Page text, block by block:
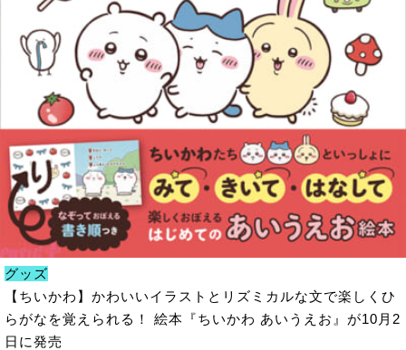
グッズ
【ちいかわ】かわいいイラストとリズミカルな文で楽しくひ
らがなを覚えられる！ 絵本『ちいかわ あいうえお』が10月2
日に発売